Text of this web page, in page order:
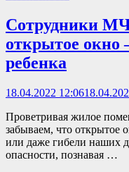
Сотрудники
открытое окно
ребенка
18.04.2022 12:06
Проветривая жилое
забываем, что открытое
или даже гибели наших
опасности, познавая …